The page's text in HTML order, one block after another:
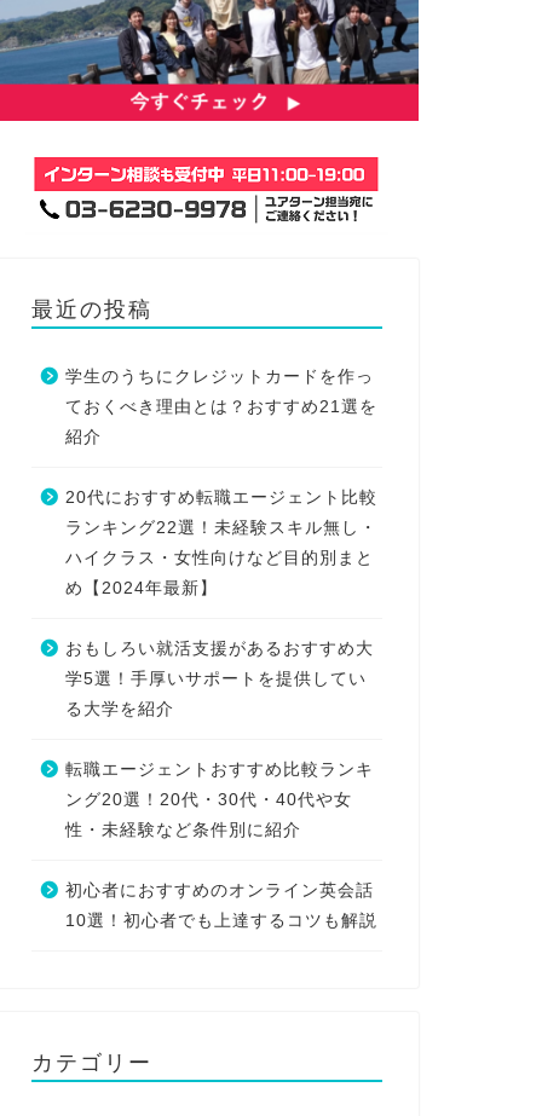
最近の投稿
学生のうちにクレジットカードを作っ
ておくべき理由とは？おすすめ21選を
紹介
20代におすすめ転職エージェント比較
ランキング22選！未経験スキル無し・
ハイクラス・女性向けなど目的別まと
め【2024年最新】
おもしろい就活支援があるおすすめ大
学5選！手厚いサポートを提供してい
る大学を紹介
転職エージェントおすすめ比較ランキ
ング20選！20代・30代・40代や女
性・未経験など条件別に紹介
初心者におすすめのオンライン英会話
10選！初心者でも上達するコツも解説
カテゴリー